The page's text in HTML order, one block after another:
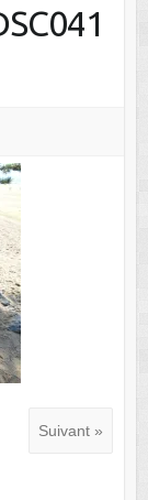
Suivant »